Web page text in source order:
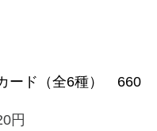
ード（全6種） 660
円